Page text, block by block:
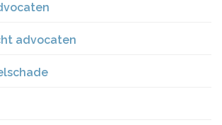
advocaten